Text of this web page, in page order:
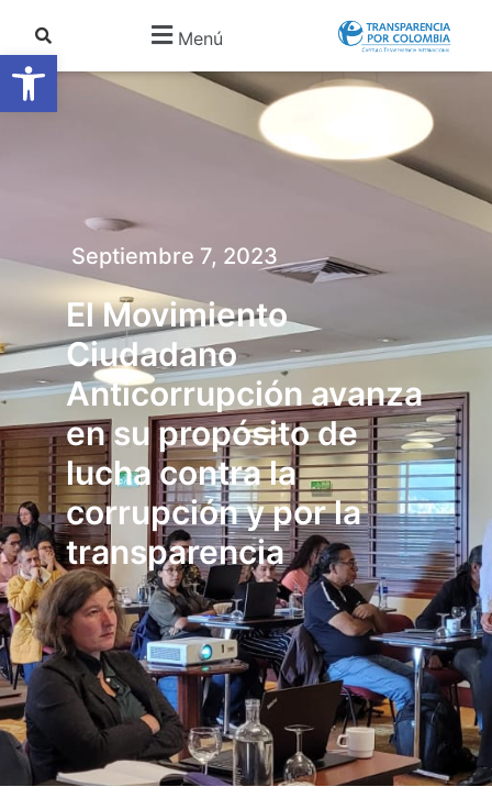
Abrir barra de herramientas
Menú
Septiembre 7, 2023
El Movimiento
Ciudadano
Anticorrupción avanza
en su propósito de
lucha contra la
corrupción y por la
transparencia